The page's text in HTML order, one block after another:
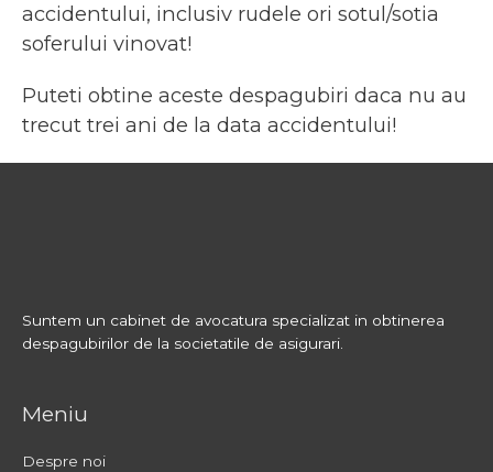
accidentului, inclusiv rudele ori sotul/sotia
soferului vinovat!
Puteti obtine aceste despagubiri daca nu au
trecut trei ani de la data accidentului!
Suntem un cabinet de avocatura specializat in obtinerea
despagubirilor de la societatile de asigurari.
Meniu
Despre noi